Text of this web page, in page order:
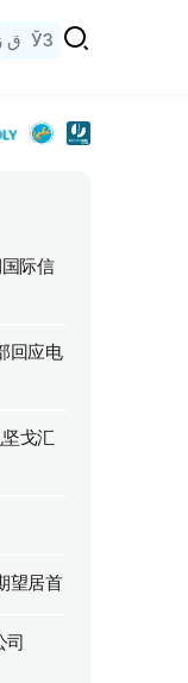
ق ز ЎЗ
际信
回应电
戈汇
望居首
司